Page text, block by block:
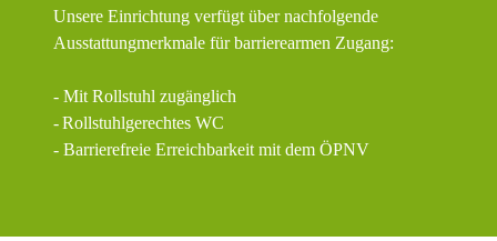
Unsere Einrichtung verfügt über nachfolgende
Ausstattungmerkmale für barrierearmen Zugang:
- Mit Rollstuhl zugänglich
-Rollstuhlgerechtes WC
- Barrierefreie Erreichbarkeit mit dem ÖPNV